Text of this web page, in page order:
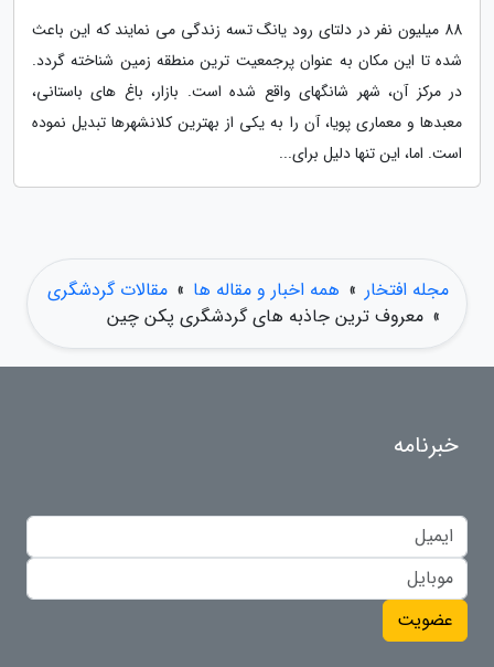
88 میلیون نفر در دلتای رود یانگ تسه زندگی می نمایند که این باعث
شده تا این مکان به عنوان پرجمعیت ترین منطقه زمین شناخته گردد.
در مرکز آن، شهر شانگهای واقع شده است. بازار، باغ های باستانی،
معبدها و معماری پویا، آن را به یکی از بهترین کلانشهرها تبدیل نموده
است. اما، این تنها دلیل برای...
مجله افتخار » همه اخبار و مقاله ها » مقالات گردشگری
» معروف ترین جاذبه های گردشگری پکن چین
خبرنامه
عضویت